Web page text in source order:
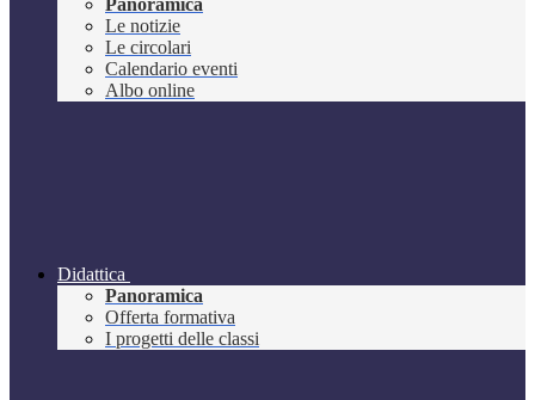
Panoramica
Le notizie
Le circolari
Calendario eventi
Albo online
Didattica
Panoramica
Offerta formativa
I progetti delle classi